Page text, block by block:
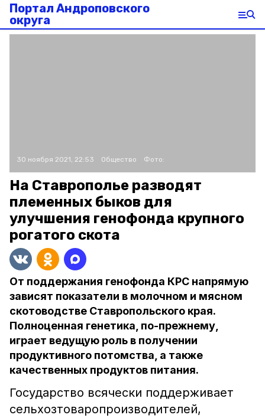
Портал Андроповского
округа
30 ноября 2021, 22:53 Общество Фото:
На Ставрополье разводят
племенных быков для
улучшения генофонда крупного
рогатого скота
От поддержания генофонда КРС напрямую
зависят показатели в молочном и мясном
скотоводстве Ставропольского края.
Полноценная генетика, по-прежнему,
играет ведущую роль в получении
продуктивного потомства, а также
качественных продуктов питания.
Государство всячески поддерживает
сельхозтоваропроизводителей,